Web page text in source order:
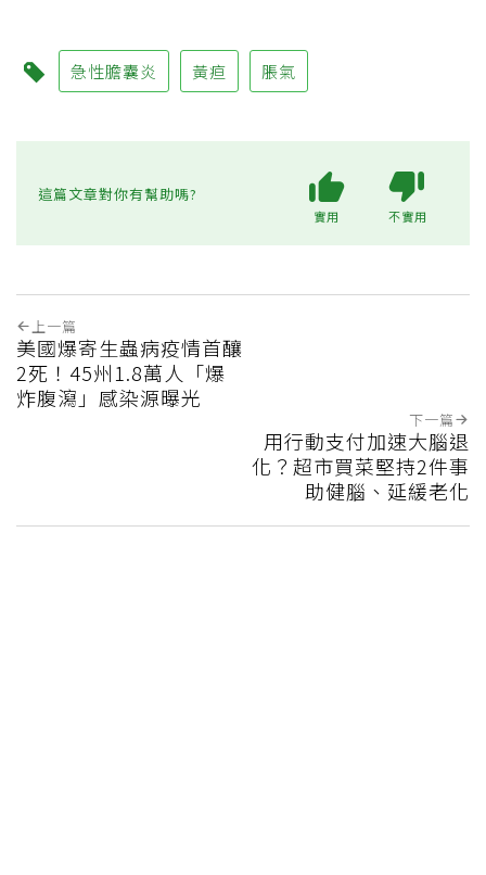
急性膽囊炎 黃疸 脹氣
這篇文章對你有幫助嗎?
實用 不實用
上一篇
美國爆寄生蟲病疫情首釀
2死！45州1.8萬人「爆
炸腹瀉」感染源曝光
下一篇
用行動支付加速大腦退
化？超市買菜堅持2件事
助健腦、延緩老化